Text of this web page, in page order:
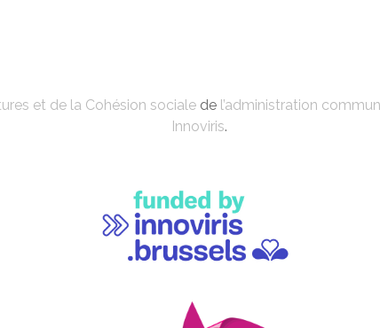
et de la Cohésion socialede l’administration
Innoviris.